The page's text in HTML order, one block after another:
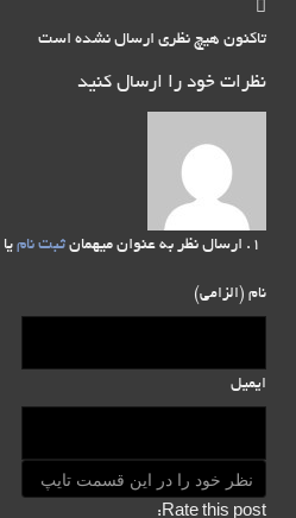
تاکنون هیچ نظری ارسال نشده است
نظرات خود را ارسال کنید
ارسال نظر به عنوان میهمان ثبت نام یا
نام (الزامی)
ایمیل
Rate this post: